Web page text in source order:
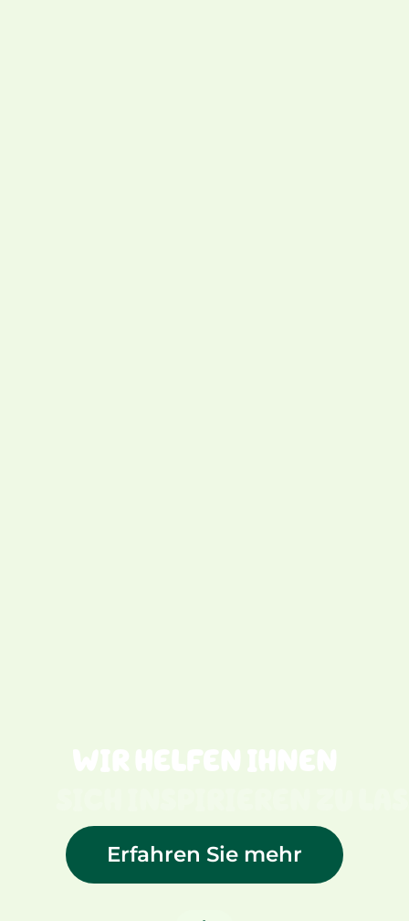
WIR HELFEN IHNEN
Erfahren Sie mehr